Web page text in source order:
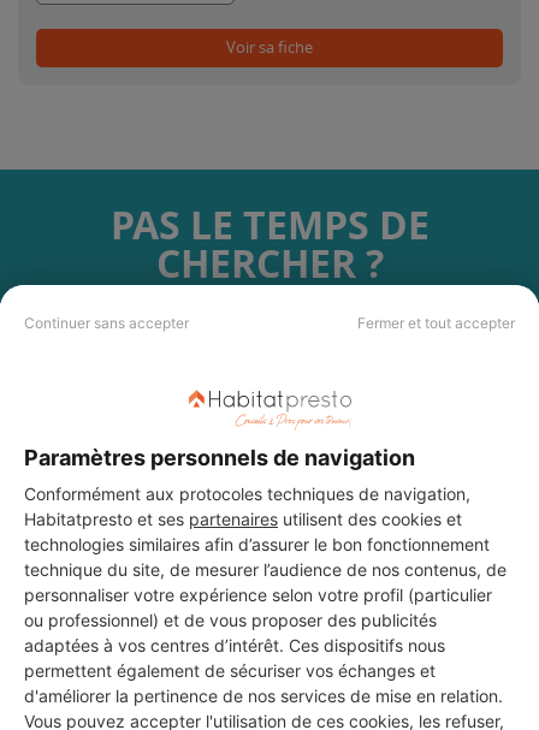
Continuer sans accepter Fermer et tout accepter
Paramètres personnels de navigation
Conformément aux protocoles techniques de navigation,
Habitatpresto et ses partenaires utilisent des cookies et
technologies similaires afin d’assurer le bon fonctionnement
technique du site, de mesurer l’audience de nos contenus, de
personnaliser votre expérience selon votre profil (particulier
ou professionnel) et de vous proposer des publicités
adaptées à vos centres d’intérêt. Ces dispositifs nous
permettent également de sécuriser vos échanges et
d'améliorer la pertinence de nos services de mise en relation.
Vous pouvez accepter l'utilisation de ces cookies, les refuser,
Voir sa fiche
PAS LE TEMPS DE
CHERCHER ?
Vous souhaitez réaliser des travaux et ne savez quel professionnel
DEMANDER UN DEVIS